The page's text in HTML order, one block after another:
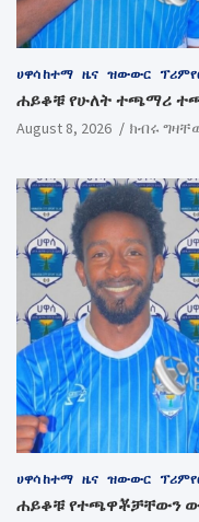
ሀዋሳ ከተማ ዜና ዝውውር
ሐይቆቹ የሁለት ተጫማሪ
August 8, 2026 ክብሩ
ሀዋሳ ከተማ ዜና ዝውውር
ሐይቆቹ የተጫዋቾቻቸውን